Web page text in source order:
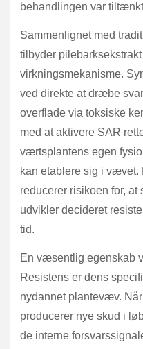
behandlingen var
Sammenlignet med
tilbyder
virkningsmekanisme.
ved direkte at dræbe
overflade via toksiske
med at aktivere SAR
værtsplantens egen
kan etablere sig i vævet.
reducerer risikoen for, at
udvikler decideret
tid.
En væsentlig egenskab
Resistens er dens
nydannet plantevæv.
producerer nye skud i
de interne